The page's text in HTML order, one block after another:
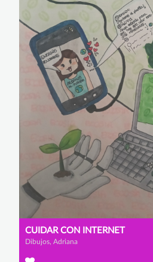
CUIDAR CON INTERNET
Dibujos, Adriana